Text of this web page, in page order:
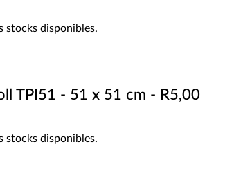
stocks disponibles.
TPI51 - 51 x 51 cm - R5,00
stocks disponibles.